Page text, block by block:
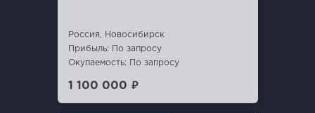
Россия, Новосибирск
Прибыль: По запросу
Окупаемость: По запросу
1 100 000 ₽